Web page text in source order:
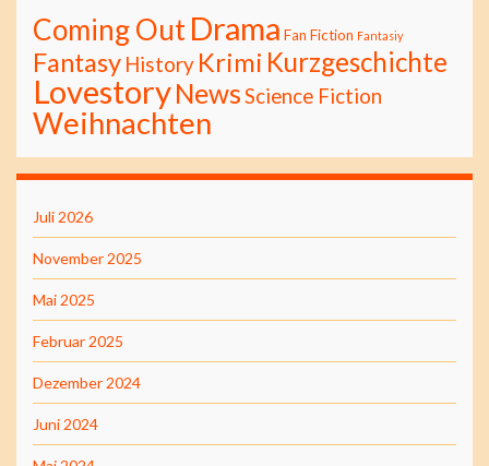
Coming OutDrama Fan Fiction Fantasiy
Fantasy History Krimi Kurzgeschichte
LovestoryNewsScience Fiction
Weihnachten
Juli 2026
November 2025
Mai 2025
Februar 2025
Dezember 2024
Juni 2024